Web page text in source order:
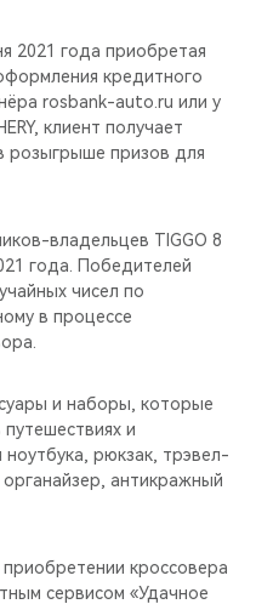
2021 года приобретая
кредитного
rosbank-auto.ru или у
клиент получает
розыгрыше призов для
владельцев TIGGO 8
года. Победителей
чисел по
в процессе
и наборы, которые
и
рюкзак, трэвел-
антикражный
кроссовера
сервисом «Удачное